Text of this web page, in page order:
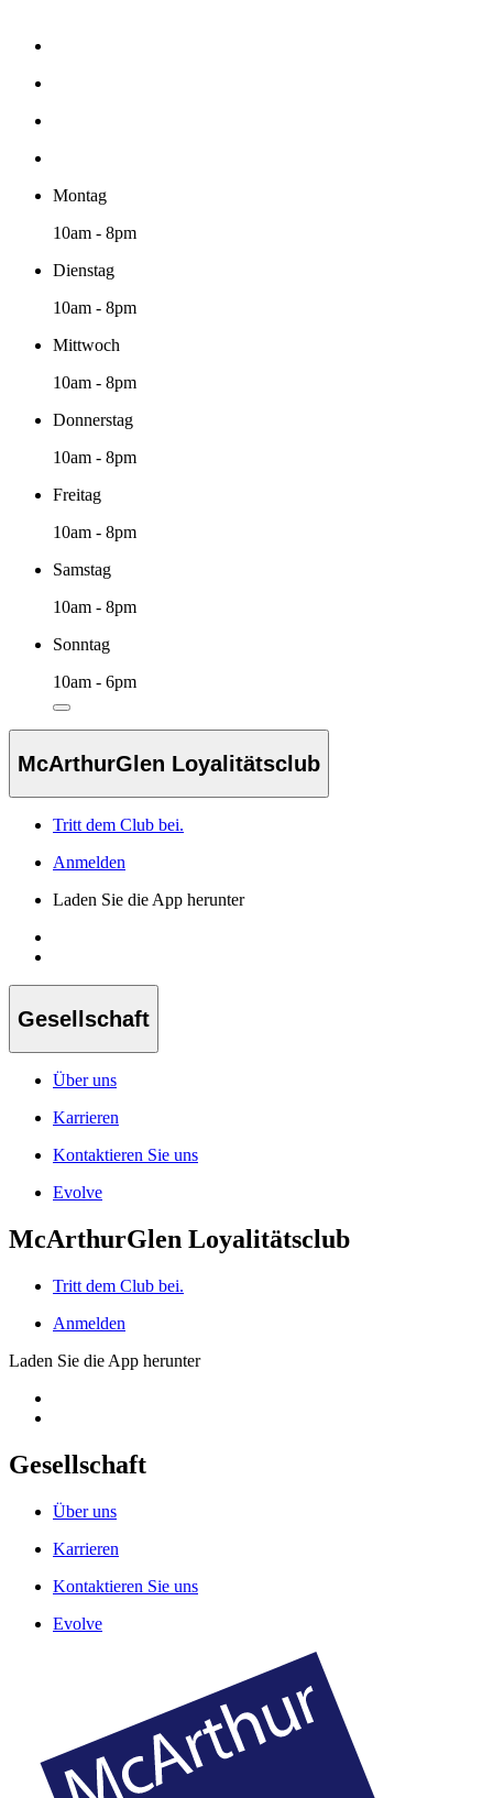
Montag
10am - 8pm
Dienstag
10am - 8pm
Mittwoch
10am - 8pm
Donnerstag
10am - 8pm
Freitag
10am - 8pm
Samstag
10am - 8pm
Sonntag
10am - 6pm
McArthurGlen Loyalitätsclub
Tritt dem Club bei.
Anmelden
Laden Sie die App herunter
Gesellschaft
Über uns
Karrieren
Kontaktieren Sie uns
Evolve
McArthurGlen Loyalitätsclub
Tritt dem Club bei.
Anmelden
Laden Sie die App herunter
Gesellschaft
Über uns
Karrieren
Kontaktieren Sie uns
Evolve